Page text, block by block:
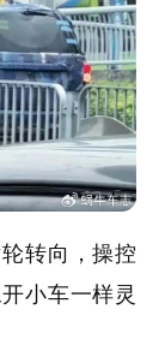
转向，操控
小车一样灵